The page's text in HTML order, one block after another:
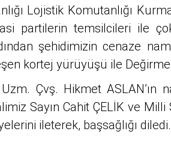
Lojistik Komutanlığı
partilerin temsilcileri ile
şehidimizin cenaze
kortej yürüyüşü ile
Çvş. Hikmet ASLAN’ın
Sayın Cahit ÇELİK ve Milli
ileterek, başsağlığı